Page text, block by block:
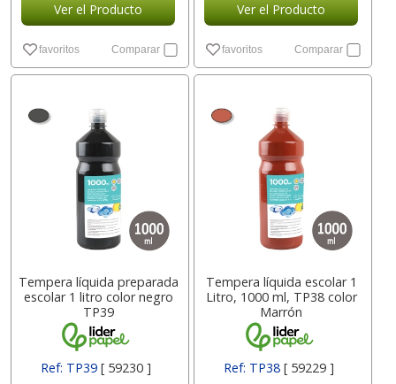
Ver el Producto
favoritos Comparar
Ver el Producto
favoritos Comparar
Tempera líquida preparada
escolar 1 litro color negro
TP39
Ref: TP39 [ 59230 ]
Tempera líquida escolar 1
Litro, 1000 ml, TP38 color
Marrón
Ref: TP38 [ 59229 ]